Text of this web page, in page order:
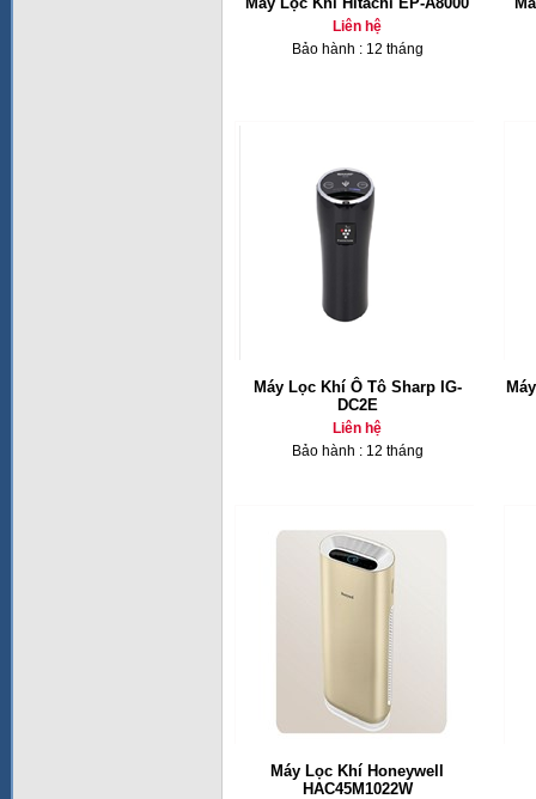
Liên hệ
Bảo hành : 12 tháng
Máy Lọc Khí Ô Tô Sharp IG-
DC2E
Liên hệ
Bảo hành : 12 tháng
Máy Lọc Khí Honeywell
HAC45M1022W